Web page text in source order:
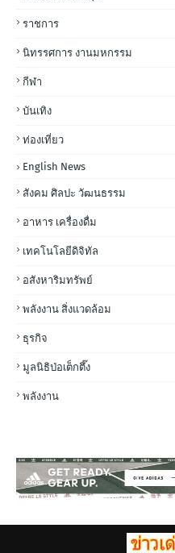
ราชการ
นิทรรศการ งานมหกรรม
กีฬา
บันเทิง
ท่องเที่ยว
English News
สังคม ศิลปะ วัฒนธรรม
อาหาร เครื่องดื่ม
เทคโนโลยีดิจิทัล
อสังหาริมทรัพย์
พลังงาน สิ่งแวดล้อม
ธุรกิจ
มูลนิธิป่อเต็กตึ๊ง
พลังงาน